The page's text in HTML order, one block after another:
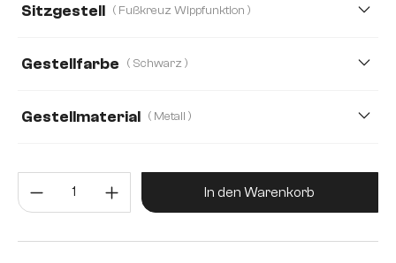
Samt Strukturstoff Soft
Webstoff Soft
Sitzgestell ( Fußkreuz Wippfunktion )
Gestellfarbe ( Schwarz )
Gestellmaterial ( Metall )
Eiche Holz Produkt Anzahl: Gib den
In den Warenkorb